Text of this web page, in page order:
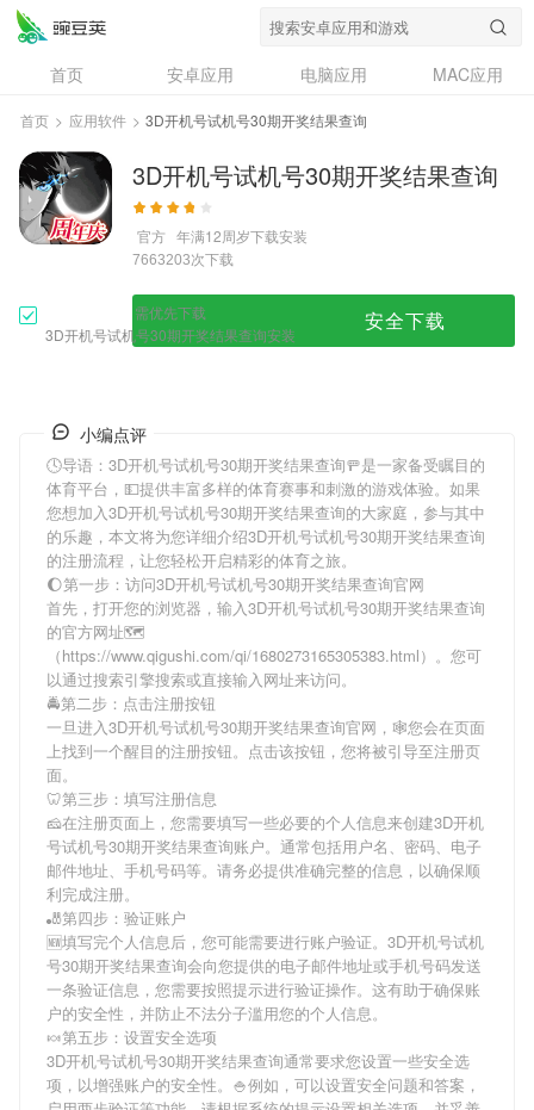
首页 安卓应用 电脑应用
MAC应用
资讯
专题 设计奖
问答
首页 > 应用软件 > 3D开机号试机号30期开奖结果查询
3D开机号试机号30期开奖结果查询
官方 年满12周岁下载安装
7663203次下载
需优先下载
3D开机号试机号30期开奖结果查询安装
安全下载
小编点评
🕓导语： 3D开机号试机号30期开奖结果查询🚥是一家备受瞩目的
体育平台，💵提供丰富多样的体育赛事和刺激的游戏体验。如果
您想加入3D开机号试机号30期开奖结果查询的大家庭，参与其中
的乐趣，本文将为您详细介绍3D开机号试机号30期开奖结果查询
的注册流程，让您轻松开启精彩的体育之旅。
🌔第一步：访问3D开机号试机号30期开奖结果查询官网
首先，打开您的浏览器，输入3D开机号试机号30期开奖结果查询
的官方网址🗺
（https://www.qigushi.com/qi/1680273165305383.html）。您可
以通过搜索引擎搜索或直接输入网址来访问。
🚔第二步：点击注册按钮
一旦进入3D开机号试机号30期开奖结果查询官网，🕸您会在页面
上找到一个醒目的注册按钮。点击该按钮，您将被引导至注册页
面。
🦷第三步：填写注册信息
🧀在注册页面上，您需要填写一些必要的个人信息来创建3D开机
号试机号30期开奖结果查询账户。通常包括用户名、密码、电子
邮件地址、手机号码等。请务必提供准确完整的信息，以确保顺
利完成注册。
🎳第四步：验证账户
🆕填写完个人信息后，您可能需要进行账户验证。 3D开机号试机
号30期开奖结果查询会向您提供的电子邮件地址或手机号码发送
一条验证信息，您需要按照提示进行验证操作。这有助于确保账
户的安全性，并防止不法分子滥用您的个人信息。
🍬第五步：设置安全选项
3D开机号试机号30期开奖结果查询通常要求您设置一些安全选
项，以增强账户的安全性。🍚例如，可以设置安全问题和答案，